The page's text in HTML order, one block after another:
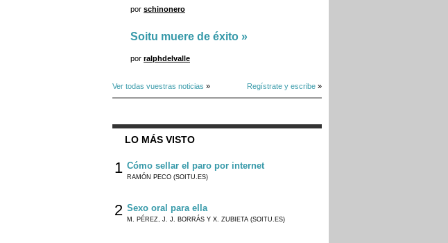
por schinonero
Soitu muere de éxito »
por ralphdelvalle
Ver todas vuestras noticias » Regístrate y escribe »
LO MÁS VISTO
1 Cómo sellar el paro por internet
RAMÓN PECO (SOITU.ES)
2 Sexo oral para ella
M. PÉREZ, J. J. BORRÁS Y X. ZUBIETA (SOITU.ES)